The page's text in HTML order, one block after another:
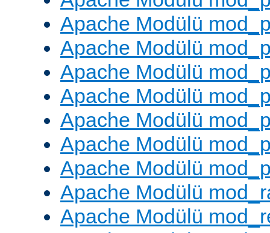
Apache Modülü
Apache Modülü
Apache Modülü
Apache Modülü
Apache Modülü
Apache Modülü
Apache Modülü
Apache Modülü
Apache Modülü